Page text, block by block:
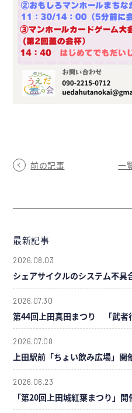
前の記事 一
最新記事
2026.08.03
シェアサイクルのシステム不具
2026.07.30
第44回上田真田まつり 「武者
2026.07.08
上田駅前「ちょい飲み広場」
2026.06.23
「第20回上田城紅葉まつり」開